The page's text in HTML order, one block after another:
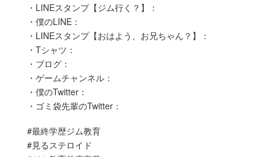
・LINEスタンプ【ジム行く？】：
・僕のLINE：
・LINEスタンプ【おはよう、お兄ちゃん？】：
・Tシャツ：
・ブログ：
・ゲームチャンネル：
・僕のTwitter：
・ゴミ袋先輩のTwitter：
#最終学歴ジム教育
#見るステロイド